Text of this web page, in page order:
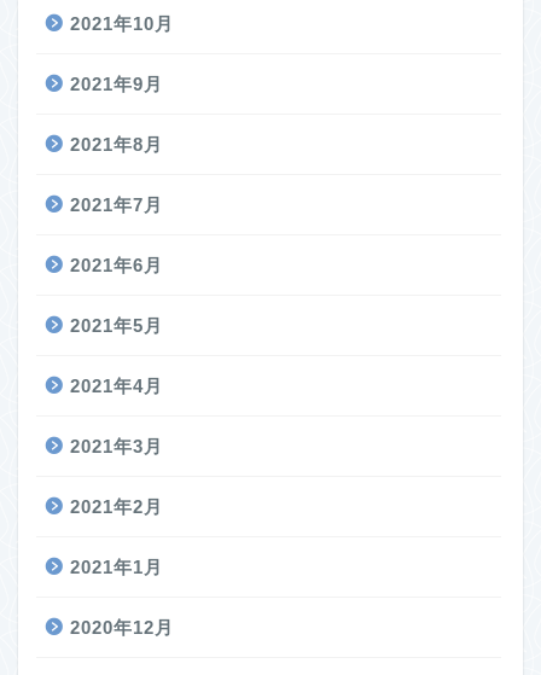
2021年10月
2021年9月
2021年8月
2021年7月
2021年6月
2021年5月
2021年4月
2021年3月
2021年2月
2021年1月
2020年12月